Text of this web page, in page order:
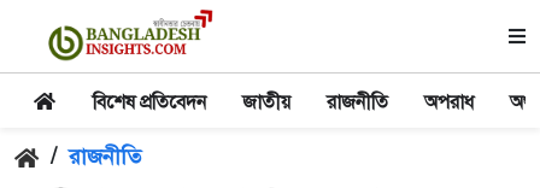
বিশেষ প্রতিবেদন জাতীয় রাজনীতি অপরাধ
/ রাজনীতি